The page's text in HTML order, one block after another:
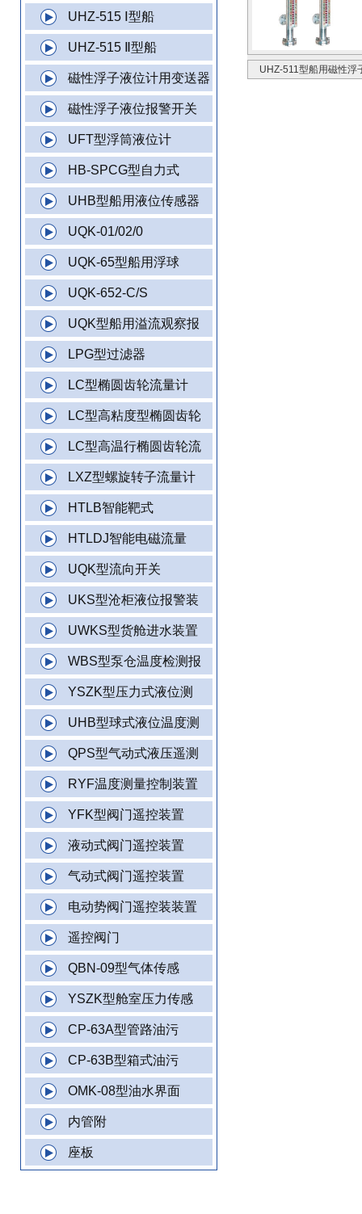
UHZ-515 Ⅰ型船
UHZ-515 Ⅱ型船
磁性浮子液位计用变送器
磁性浮子液位报警开关
UFT型浮筒液位计
HB-SPCG型自力式
UHB型船用液位传感器
UQK-01/02/0
UQK-65型船用浮球
UQK-652-C/S
UQK型船用溢流观察报
LPG型过滤器
LC型椭圆齿轮流量计
LC型高粘度型椭圆齿轮
LC型高温行椭圆齿轮流
LXZ型螺旋转子流量计
HTLB智能靶式
HTLDJ智能电磁流量
UQK型流向开关
UKS型沧柜液位报警装
UWKS型货舱进水装置
WBS型泵仓温度检测报
YSZK型压力式液位测
UHB型球式液位温度测
QPS型气动式液压遥测
RYF温度测量控制装置
YFK型阀门遥控装置
液动式阀门遥控装置
气动式阀门遥控装置
电动势阀门遥控装装置
遥控阀门
QBN-09型气体传感
YSZK型舱室压力传感
CP-63A型管路油污
CP-63B型箱式油污
OMK-08型油水界面
内管附
座板
UHZ-511型船用磁性浮